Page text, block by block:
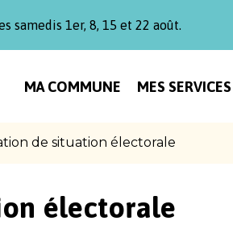
samedis 1er, 8, 15 et 22 août.
MA COMMUNE MES
de situation électorale
électorale